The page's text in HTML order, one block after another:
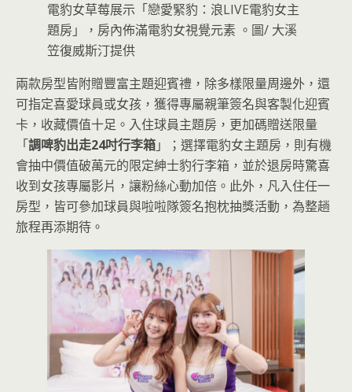
電豹女草莓展示「戀愛緊豹：浪LIVE電豹女主
題房」，房內佈滿電豹女視覺元素 。圖/ 大溪
笠復威斯汀提供
兩款房型皆附贈豐富主題迎賓禮，除多樣限量周邊外，還
可指定喜愛球員或女孩，獲得專屬親筆簽名與客製化迎賓
卡，收藏價值十足。入住球員主題房，更加碼贈送限量
「調啤豹出走24吋行李箱」；選擇電豹女主題房，則有機
會抽中價值破萬元的限定紳士豹行李箱，並於退房時驚喜
收到女孩專屬影片，讓粉絲心動加倍。此外，凡入住任一
房型，皆可參加球員與啦啦隊簽名抱枕抽獎活動，為整趟
旅程再添期待。